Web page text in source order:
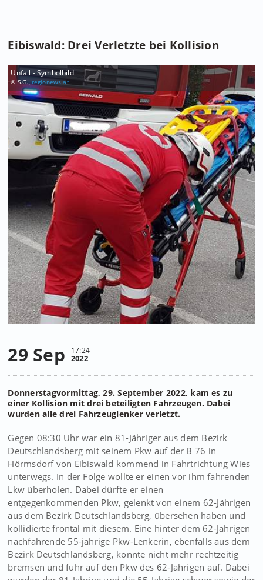
Eibiswald: Drei Verletzte bei Kollision
Unfall - Symbolbild
© S.G.,regionews.at
29 Sep 17:24
2022
Donnerstagvormittag, 29. September 2022, kam es zu
einer Kollision mit drei beteiligten Fahrzeugen. Dabei
wurden alle drei Fahrzeuglenker verletzt.
Gegen 08:30 Uhr war ein 81-Jähriger aus dem Bezirk
Deutschlandsberg mit seinem Pkw auf der B 76 in
Hörmsdorf von Eibiswald kommend in Fahrtrichtung Wies
unterwegs. In der Folge wollte er einen vor ihm fahrenden
Lkw überholen. Dabei dürfte er einen
entgegenkommenden Pkw, gelenkt von einem 62-Jährigen
aus dem Bezirk Deutschlandsberg, übersehen haben und
kollidierte frontal mit diesem. Eine hinter dem 62-Jährigen
nachfahrende 55-jährige Pkw-Lenkerin, ebenfalls aus dem
Bezirk Deutschlandsberg, konnte nicht mehr rechtzeitig
bremsen und fuhr auf den Pkw des 62-Jährigen auf. Dabei